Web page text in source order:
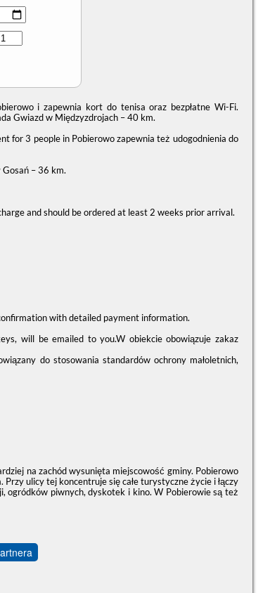
i zapewnia kort do tenisa oraz bezpłatne Wi-Fi.
Gwiazd w Międzyzdrojach – 40 km.
for 3 people in Pobierowo zapewnia też udogodnienia do
– 36 km.
and should be ordered at least 2 weeks prior arrival.
with detailed payment information.
will be emailed to you.W obiekcie obowiązuje zakaz
do stosowania standardów ochrony małoletnich,
na zachód wysunięta miejscowość gminy. Pobierowo
ulicy tej koncentruje się całe turystyczne życie i łączy
ogródków piwnych, dyskotek i kino. W Pobierowie są też